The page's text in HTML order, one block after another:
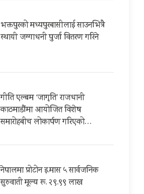
भक्तपुरको मध्यपुरबासीलाई साउनभित्रै
स्थायी जग्गाधनी पुर्जा वितरण गरिने
गीति एल्बम ‘जागृति’ राजधानी
काठमाडौंमा आयोजित विशेष
समारोहबीच लोकार्पण गरिएको…
नेपालमा प्रोटोन इ.मास ५ सार्वजनिक
सुरुवाती मूल्य रू. २९.९९ लाख